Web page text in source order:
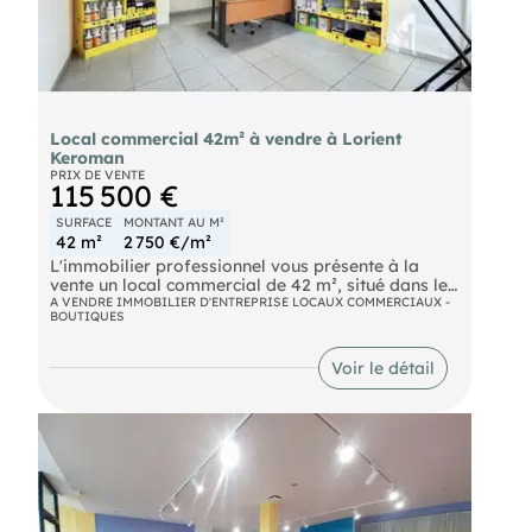
Local commercial 42m² à vendre à Lorient
Keroman
PRIX DE VENTE
115 500 €
SURFACE
42 m²
MONTANT AU M²
2 750 €/m²
L'immobilier professionnel vous présente à la
vente un local commercial de 42 m², situé dans le
quartier Keroman-Merville à Lorient, à proximité
immédiate du centre-ville et des principaux axes
Le bien développe une surface de 42 m² en rez-
permettant une installation rapide.
Situé dans un quartier dynamique mêlant
commerces de proximité, services, professions
libérales et habitat, ce local bénéficie d'un
environnement favorable au développement d'une
A VENDRE IMMOBILIER D'ENTREPRISE LOCAUX COMMERCIAUX -
BOUTIQUES
Voir le détail